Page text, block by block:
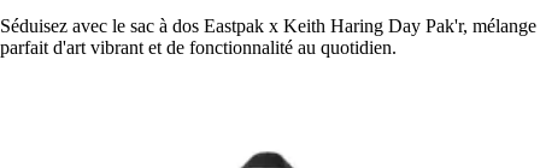
Séduisez avec le sac à dos Eastpak x Keith Haring Day Pak'r, mélange
parfait d'art vibrant et de fonctionnalité au quotidien.